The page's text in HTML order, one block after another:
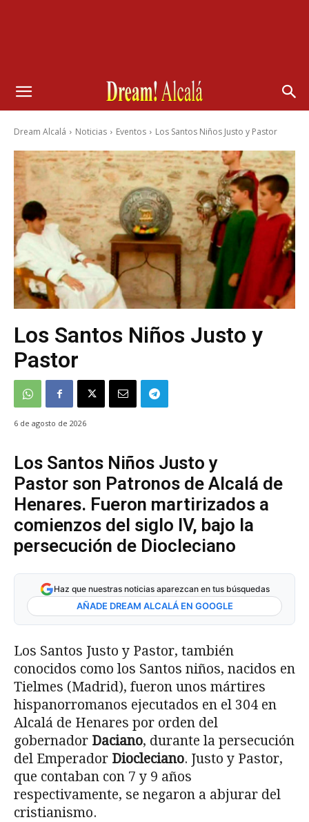
Dream Alcalá Noticias Eventos Los Santos Niños Justo y Pastor
Los Santos Niños Justo y
Pastor
6 de agosto de 2026
Los Santos Niños Justo y
Pastor son Patronos de Alcalá de
Henares. Fueron martirizados a
comienzos del siglo IV, bajo la
persecución de Diocleciano
Haz que nuestras noticias aparezcan en tus búsquedas
AÑADE DREAM ALCALÁ EN GOOGLE
Los Santos Justo y Pastor, también
conocidos como los Santos niños, nacidos en
Tielmes (Madrid), fueron unos mártires
hispanorromanos ejecutados en el 304 en
Alcalá de Henares por orden del
gobernador Daciano, durante la persecución
del Emperador Diocleciano. Justo y Pastor,
que contaban con 7 y 9 años
respectivamente, se negaron a abjurar del
cristianismo.